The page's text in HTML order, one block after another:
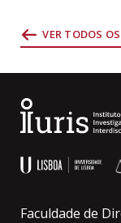
VER TODOS
Faculdade de